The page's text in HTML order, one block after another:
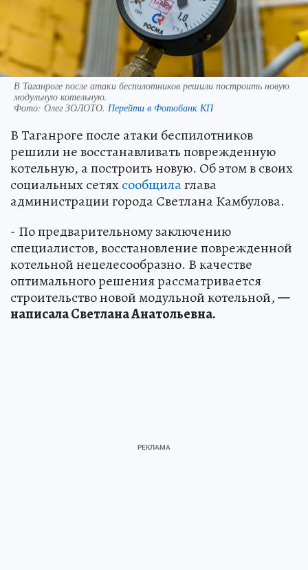
В Таганроге после атаки беспилотников решили построить новую
модульную котельную.
Фото: Олег ЗОЛОТО. Перейти в Фотобанк КП
В Таганроге после атаки беспилотников
решили не восстанавливать поврежденную
котельную, а построить новую. Об этом в своих
социальных сетяхсообщилаглава
администрации города Светлана Камбулова.
- По предварительному заключению
специалистов, восстановление поврежденной
котельной нецелесообразно. В качестве
оптимального решения рассматривается
строительство новой модульной котельной,—
написала Светлана Анатольевна.